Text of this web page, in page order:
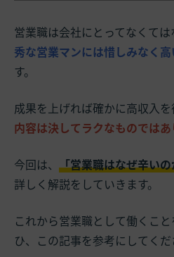
営業職は会社にとってなくては
秀な営業マンには惜しみなく
す。
成果を上げれば確かに高収入
内容は決してラクなものではあ
今回は、 「営業職はなぜ辛い
詳しく解説をしていきます。
これから営業職として働くこ
ひ、この記事を参考にしてくだ